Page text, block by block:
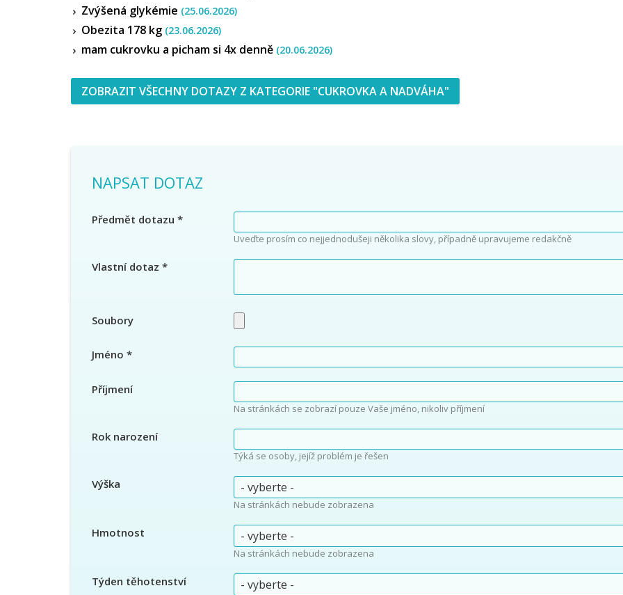
Zvýšená glykémie (25.06.2026)
Obezita 178 kg (23.06.2026)
mam cukrovku a picham si 4x denně (20.06.2026)
ZOBRAZIT VŠECHNY DOTAZY Z KATEGORIE "CUKROVKA A NADVÁHA"
NAPSAT DOTAZ
Předmět dotazu *
Uveďte prosím co nejjednodušeji několika slovy, případně upravujeme redakčně
Vlastní dotaz *
Soubory
Jméno *
Příjmení
Na stránkách se zobrazí pouze Vaše jméno, nikoliv příjmení
Rok narození
Týká se osoby, jejíž problém je řešen
Výška
Na stránkách nebude zobrazena
Hmotnost
Na stránkách nebude zobrazena
Týden těhotenství